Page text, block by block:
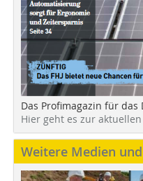
Das Profimagazin für
Hier geht es zur
Weitere Medien